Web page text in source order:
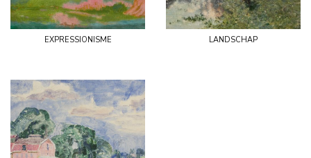
expressionisme landschap